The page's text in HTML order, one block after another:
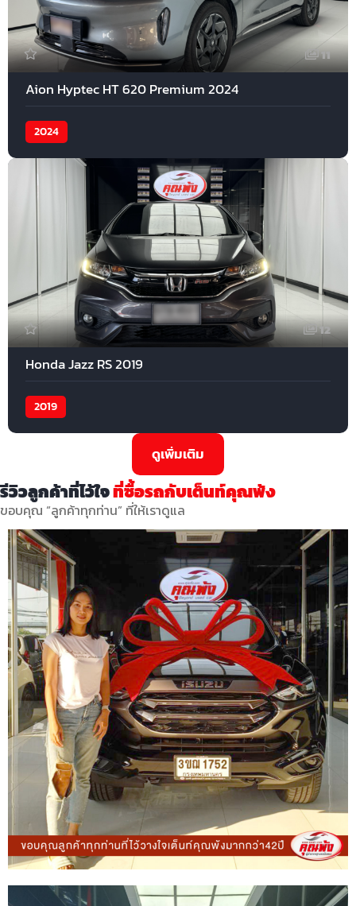
11
Aion Hyptec HT 620 Premium 2024
2024
12
Honda Jazz RS 2019
2019
ดูเพิ่มเติม
รีวิวลูกค้าที่ไว้ใจที่ซื้อรถกับเต็นท์คุณพ้ง
ขอบคุณ “ลูกค้าทุกท่าน” ที่ให้เราดูแล